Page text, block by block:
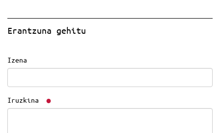
Erantzuna gehitu
Izena
Iruzkina